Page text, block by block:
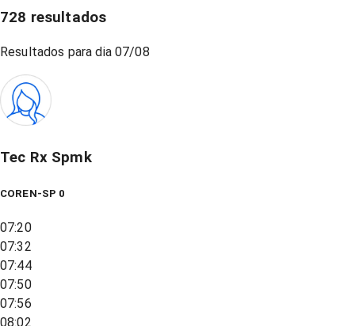
728 resultados
Resultados para dia 07/08
Tec Rx Spmk
COREN-SP 0
07:20
07:32
07:44
07:50
07:56
08:02